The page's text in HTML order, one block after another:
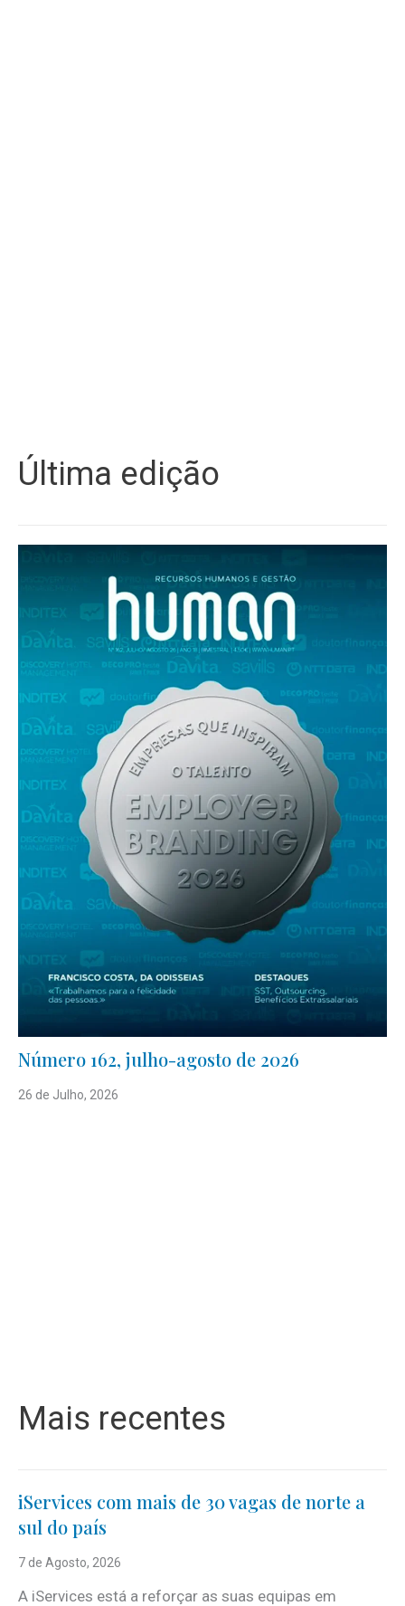
Última edição
Número 162, julho-agosto de 2026
26 de Julho, 2026
Mais recentes
iServices com mais de 30 vagas de norte a
sul do país
7 de Agosto, 2026
A iServices está a reforçar as suas equipas em